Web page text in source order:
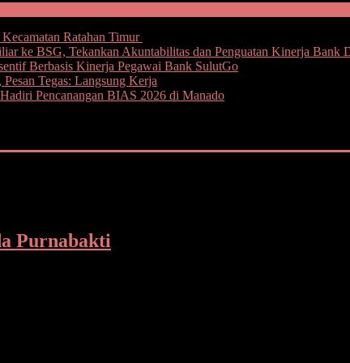
Ratahan Timur
ke BSG, Tekankan Akuntabilitas dan Penguatan Kinerja Bank
Berbasis Kinerja Pegawai Bank SulutGo
Tegas: Langsung Kerja
Pencanangan BIAS 2026 di Manado
Purnabakti